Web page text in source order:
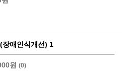
장애인식개선) 1
원 (0)